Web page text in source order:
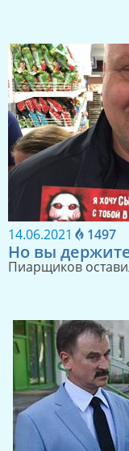
18.06.2021 1575
Слава Г. встал
«Кувалде»
14.06.2021 1497
Но вы
Пиарщиков